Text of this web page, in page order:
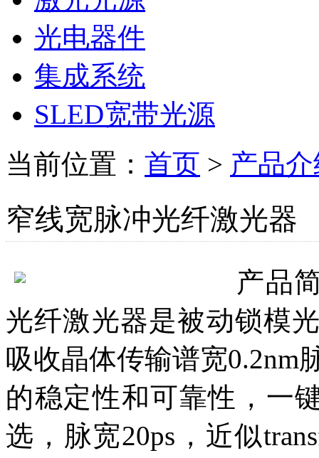
光电器件
集成系统
SLED宽带光源
当前位置： 首页 > 产品
窄线宽脉冲光纤激光器
产品
光纤激光器是被动锁模
吸收晶体传输谱宽0.2nm
的稳定性和可靠性，一
选，脉宽20ps，近似